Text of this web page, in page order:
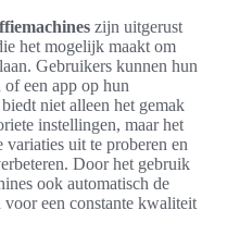
zijn uitgerust
het mogelijk maakt om
Gebruikers kunnen hun
een app op hun
niet alleen het gemak
instellingen, maar het
uit te proberen en
Door het gebruik
ook automatisch de
voor een constante kwaliteit